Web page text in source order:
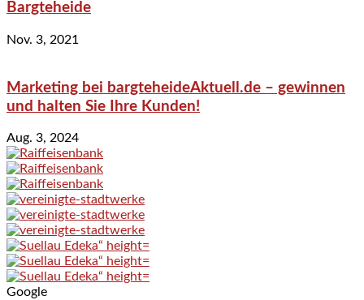
Bargteheide
Nov. 3, 2021
Marketing bei bargteheideAktuell.de – gewinnen
und halten Sie Ihre Kunden!
Aug. 3, 2024
Google